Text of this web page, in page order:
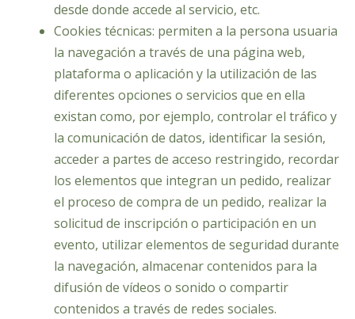
desde donde accede al servicio, etc.
Cookies técnicas: permiten a la persona usuaria
la navegación a través de una página web,
plataforma o aplicación y la utilización de las
diferentes opciones o servicios que en ella
existan como, por ejemplo, controlar el tráfico y
la comunicación de datos, identificar la sesión,
acceder a partes de acceso restringido, recordar
los elementos que integran un pedido, realizar
el proceso de compra de un pedido, realizar la
solicitud de inscripción o participación en un
evento, utilizar elementos de seguridad durante
la navegación, almacenar contenidos para la
difusión de vídeos o sonido o compartir
contenidos a través de redes sociales.